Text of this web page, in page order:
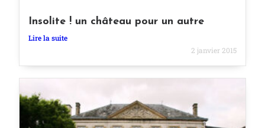
Insolite ! un château pour un autre
Lire la suite
2 janvier 2015